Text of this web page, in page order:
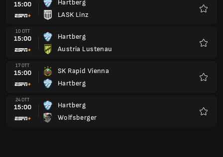
15:00
Hartberg
LASK Linz
10 OTT
15:00
Hartberg
Austria Lustenau
17 OTT
15:00
SK Rapid Vienna
Hartberg
24 OTT
15:00
Hartberg
Wolfsberger